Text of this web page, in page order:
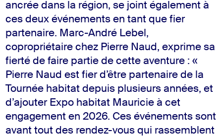
ancrée dans la région, se joint également à
ces deux événements en tant que fier
partenaire. Marc-André Lebel,
copropriétaire chez Pierre Naud, exprime sa
fierté de faire partie de cette aventure : «
Pierre Naud est fier d’être partenaire de la
Tournée habitat depuis plusieurs années, et
d’ajouter Expo habitat Mauricie à cet
engagement en 2026. Ces événements sont
avant tout des rendez-vous qui rassemblent